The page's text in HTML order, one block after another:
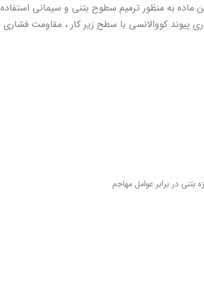
ماده به منظور ترمیم سطوح بتنی و سیمانی استفاده
پیوند کووالانسی با سطح زیر کار ، مقاومت فشاری
بتنی در برابر عوامل مهاجم